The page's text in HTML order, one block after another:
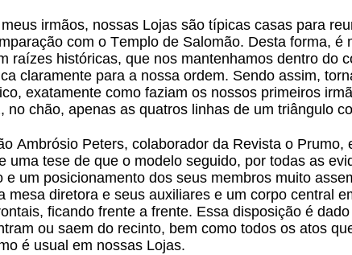
irmãos, nossas Lojas são típicas casas para
com o Templo de Salomão. Desta forma, é
raízes históricas, que nos mantenhamos dentro do
claramente para a nossa ordem. Sendo assim,
exatamente como faziam os nossos primeiros
no chão, apenas as quatros linhas de um triângulo
Ambrósio Peters, colaborador da Revista o
uma tese de que o modelo seguido, por todas as
e um posicionamento dos seus membros muito
mesa diretora e seus auxiliares e um corpo central
ficando frente a frente. Essa disposição é
ou saem do recinto, bem como todos os atos
é usual em nossas Lojas.